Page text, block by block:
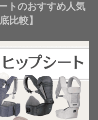
トのおすすめ人気
比較】